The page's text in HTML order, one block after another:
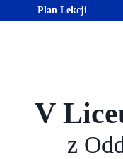
V
z
Plan Lekcji